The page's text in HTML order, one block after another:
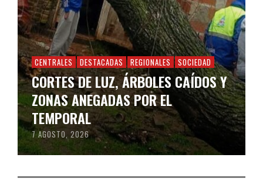
CENTRALES DESTACADAS REGIONALES SOCIEDAD
CORTES DE LUZ, ÁRBOLES CAÍDOS Y
ZONAS ANEGADAS POR EL
TEMPORAL
7 AGOSTO, 2026